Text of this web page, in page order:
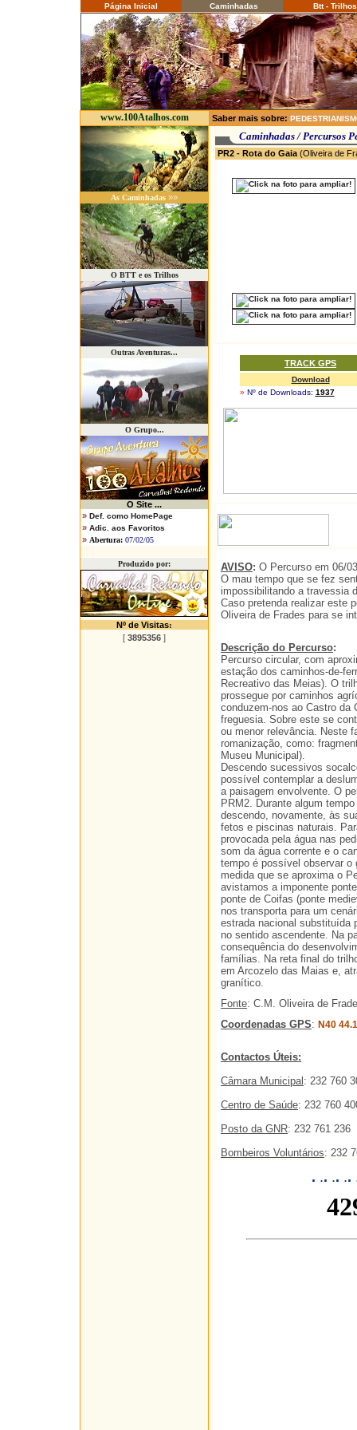
Página Inicial Caminhadas Btt - Trilhos
www.100Atalhos.com Saber mais sobre:
As Caminhadas »»
O BTT e os Trilhos
Outras Aventuras...
O Grupo...
O Site ...
» Def. como HomePage
» Adic. aos Favoritos
» Abertura: 07/02/05
Produzido por:
Nº de Visitas:
[ 3895356 ]
Caminhadas /
PR2 - Rota do Gaia (Oliveira de
TRACK GPS
Download
» Nº de Downloads: 1937
AVISO: O Percurso em 06/
O mau tempo que se fez
impossibilitando a travessia
Caso pretenda realizar este
Oliveira de Frades para se
Descrição do Percurso:
Percurso circular, com
estação dos caminhos-de-
Recreativo das Meias). O
prossegue por caminhos
conduzem-nos ao Castro da
freguesia. Sobre este se
ou menor relevância. Neste
romanização, como:
Museu Municipal).
Descendo sucessivos
possível contemplar a
a paisagem envolvente. O
PRM2. Durante algum
descendo, novamente, às
fetos e piscinas naturais.
provocada pela água nas
som da água corrente e o
tempo é possível observar o
medida que se aproxima o
avistamos a imponente
ponte de Coifas (ponte
nos transporta para um
estrada nacional substituída
no sentido ascendente. Na
consequência do
famílias. Na reta final do
em Arcozelo das Maias e,
granítico.
Fonte: C.M. Oliveira de
Coordenadas GPS: N40
Contactos Úteis:
Câmara Municipal : 232 760
Centro de Saúde: 232 760
Posto da GNR: 232 761 236
Bombeiros Voluntários: 232
. .. .. ..